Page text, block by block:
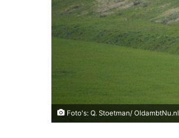
Foto's: Q. Stoetman/ OldambtNu.nl